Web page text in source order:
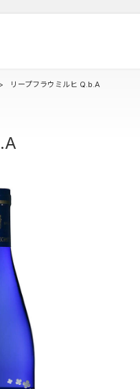
リープフラウミルヒ Q.b.A